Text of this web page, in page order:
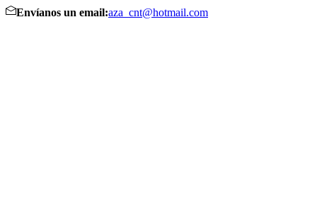
Envíanos un email:aza_cnt@hotmail.com